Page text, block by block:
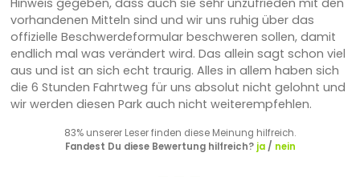
vorhandenen Mitteln sind und wir uns ruhig über das
offizielle Beschwerdeformular beschweren sollen, damit
endlich mal was verändert wird. Das allein sagt schon viel
aus und ist an sich echt traurig. Alles in allem haben sich
die 6 Stunden Fahrtweg für uns absolut nicht gelohnt und
wir werden diesen Park auch nicht weiterempfehlen.
83% unserer Leser finden diese Meinung hilfreich.
Fandest Du diese Bewertung hilfreich? ja/ nein